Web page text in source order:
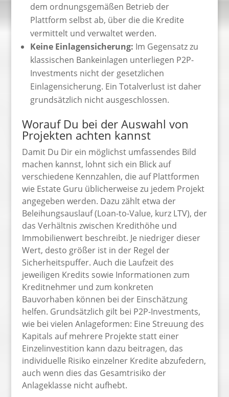
dem ordnungsgemäßen Betrieb der
Plattform selbst ab, über die die Kredite
vermittelt und verwaltet werden.
Keine Einlagensicherung: Im Gegensatz zu
klassischen Bankeinlagen unterliegen P2P-
Investments nicht der gesetzlichen
Einlagensicherung. Ein Totalverlust ist daher
grundsätzlich nicht ausgeschlossen.
Worauf Du bei der Auswahl von
Projekten achten kannst
Damit Du Dir ein möglichst umfassendes Bild
machen kannst, lohnt sich ein Blick auf
verschiedene Kennzahlen, die auf Plattformen
wie Estate Guru üblicherweise zu jedem Projekt
angegeben werden. Dazu zählt etwa der
Beleihungsauslauf (Loan-to-Value, kurz LTV), der
das Verhältnis zwischen Kredithöhe und
Immobilienwert beschreibt. Je niedriger dieser
Wert, desto größer ist in der Regel der
Sicherheitspuffer. Auch die Laufzeit des
jeweiligen Kredits sowie Informationen zum
Kreditnehmer und zum konkreten
Bauvorhaben können bei der Einschätzung
helfen. Grundsätzlich gilt bei P2P-Investments,
wie bei vielen Anlageformen: Eine Streuung des
Kapitals auf mehrere Projekte statt einer
Einzelinvestition kann dazu beitragen, das
individuelle Risiko einzelner Kredite abzufedern,
auch wenn dies das Gesamtrisiko der
Anlageklasse nicht aufhebt.